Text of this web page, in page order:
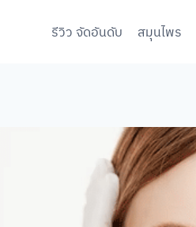
รีวิว จัดอันดับ สมุนไพร